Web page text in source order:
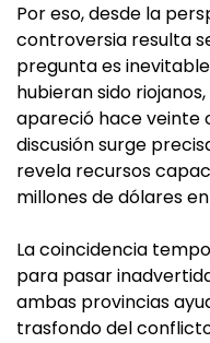
Por eso, desde la
controversia resulta
pregunta es
hubieran sido
apareció hace veinte
discusión surge
revela recursos
millones de dólares
La coincidencia
para pasar
ambas provincias
trasfondo del